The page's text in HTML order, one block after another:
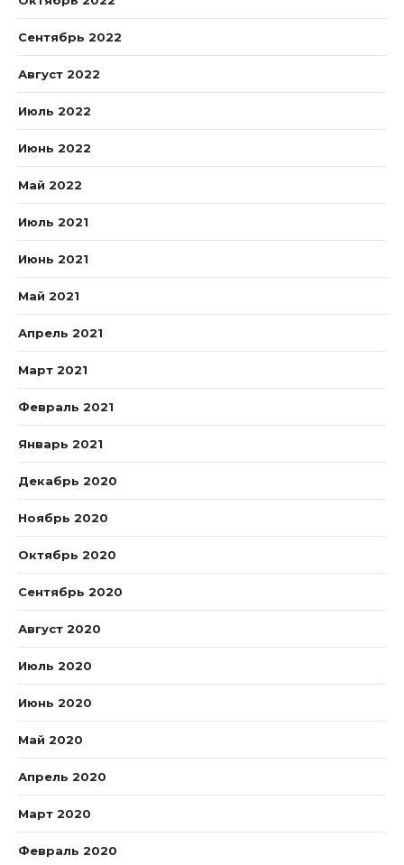
Сентябрь 2022
Август 2022
Июль 2022
Июнь 2022
Май 2022
Июль 2021
Июнь 2021
Май 2021
Апрель 2021
Март 2021
Февраль 2021
Январь 2021
Декабрь 2020
Ноябрь 2020
Октябрь 2020
Сентябрь 2020
Август 2020
Июль 2020
Июнь 2020
Май 2020
Апрель 2020
Март 2020
Февраль 2020